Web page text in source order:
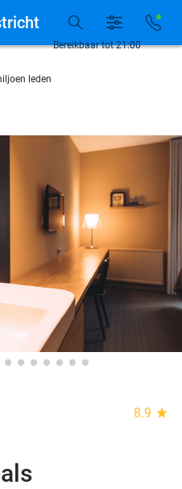
week beschikbaar
leden
beschikbaar
leden
Bereikbaar tot 21:00
8.9 star